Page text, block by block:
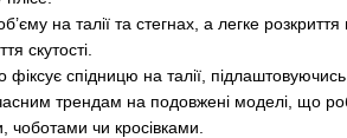
на талії та стегнах, а легке
скутості.
спідницю на талії, підлаштовуючись
трендам на подовжені моделі, що
чоботами чи кросівками.